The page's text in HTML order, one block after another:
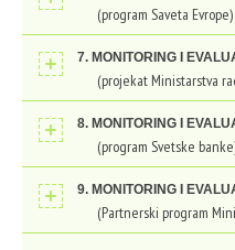
(program Saveta Evrope)
7. MONITORING I
(projekat Ministarstva
8. MONITORING I
(program Svetske
9. MONITORING I
(Partnerski program